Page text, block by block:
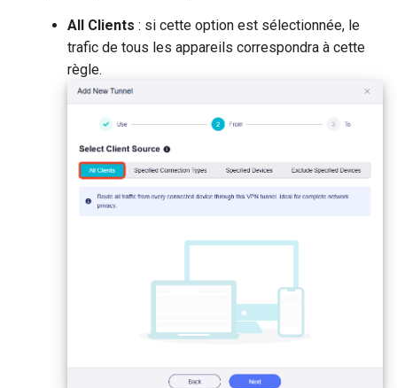
All Clients : si cette option est sélectionnée, le
trafic de tous les appareils correspondra à cette
règle.